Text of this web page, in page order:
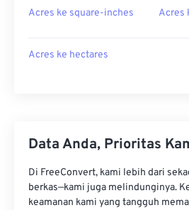
Acres ke square-inches Acres
Acres ke hectares
Data Anda, Prioritas
Di FreeConvert, kami lebih dari
berkas—kami juga melindunginya.
keamanan kami yang tangguh